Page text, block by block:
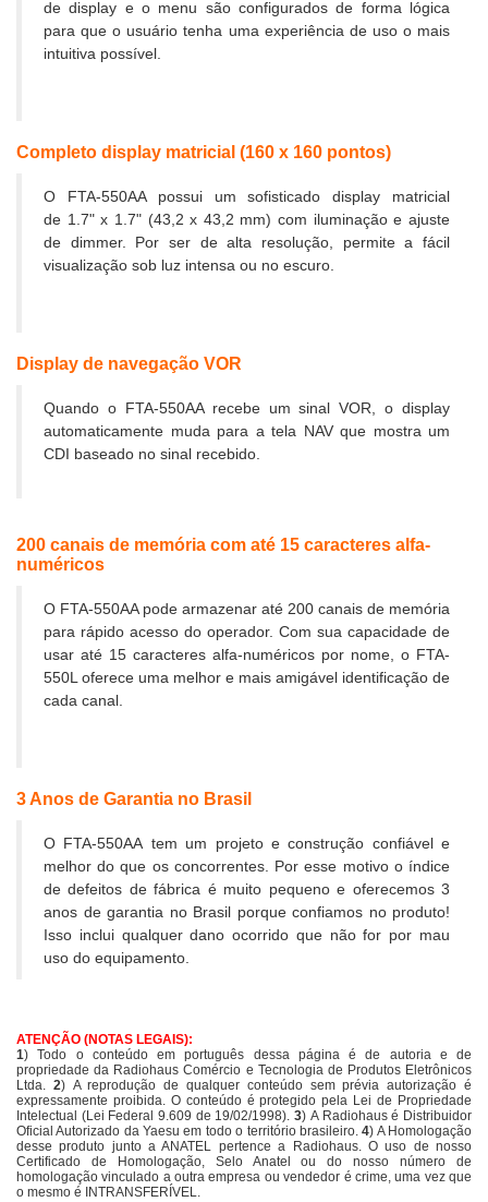
de display e o menu são configurados de forma lógica
para que o usuário tenha uma experiência de uso o mais
intuitiva possível.
Completo display matricial (160 x 160 pontos)
O FTA-550AA possui um sofisticado display matricial
de 1.7" x 1.7" (43,2 x 43,2 mm) com iluminação e ajuste
de dimmer. Por ser de alta resolução, permite a fácil
visualização sob luz intensa ou no escuro.
Display de navegação VOR
Quando o FTA-550AA recebe um sinal VOR, o display
automaticamente muda para a tela NAV que mostra um
CDI baseado no sinal recebido.
200 canais de memória com até 15 caracteres alfa-
numéricos
O FTA-550AA pode armazenar até 200 canais de memória
para rápido acesso do operador. Com sua capacidade de
usar até 15 caracteres alfa-numéricos por nome, o FTA-
550L oferece uma melhor e mais amigável identificação de
cada canal.
3 Anos de Garantia no Brasil
O FTA-550AA tem um projeto e construção confiável e
melhor do que os concorrentes. Por esse motivo o índice
de defeitos de fábrica é muito pequeno e oferecemos 3
anos de garantia no Brasil porque confiamos no produto!
Isso inclui qualquer dano ocorrido que não for por mau
uso do equipamento.
ATENÇÃO (NOTAS LEGAIS):
1) Todo o conteúdo em português dessa página é de autoria e de
propriedade da Radiohaus Comércio e Tecnologia de Produtos Eletrônicos
Ltda. 2) A reprodução de qualquer conteúdo sem prévia autorização é
expressamente proibida. O conteúdo é protegido pela Lei de Propriedade
Intelectual (Lei Federal 9.609 de 19/02/1998). 3) A Radiohaus é Distribuidor
Oficial Autorizado da Yaesu em todo o território brasileiro.4) A Homologação
desse produto junto a ANATEL pertence a Radiohaus. O uso de nosso
Certificado de Homologação, Selo Anatel ou do nosso número de
homologação vinculado a outra empresa ou vendedor é crime, uma vez que
o mesmo é INTRANSFERÍVEL.